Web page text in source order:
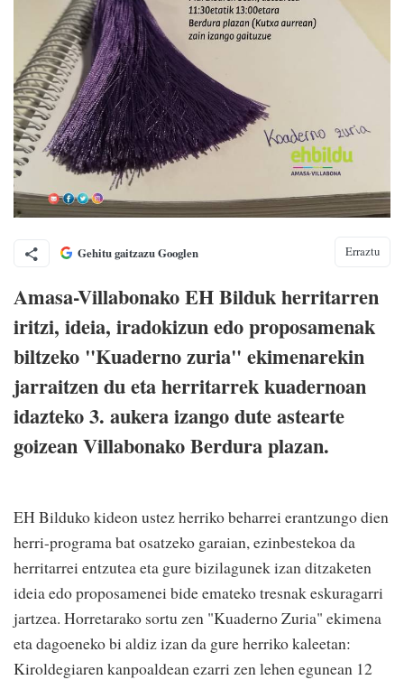
Gehitu gaitzazu Googlen Erraztu
Amasa-Villabonako EH Bilduk herritarren
iritzi, ideia, iradokizun edo proposamenak
biltzeko "Kuaderno zuria" ekimenarekin
jarraitzen du eta herritarrek kuadernoan
idazteko 3. aukera izango dute astearte
goizean Villabonako Berdura plazan.
EH Bilduko kideon ustez herriko beharrei erantzungo dien
herri-programa bat osatzeko garaian, ezinbestekoa da
herritarrei entzutea eta gure bizilagunek izan ditzaketen
ideia edo proposamenei bide emateko tresnak eskuragarri
jartzea. Horretarako sortu zen "Kuaderno Zuria" ekimena
eta dagoeneko bi aldiz izan da gure herriko kaleetan:
Kiroldegiaren kanpoaldean ezarri zen lehen egunean 12